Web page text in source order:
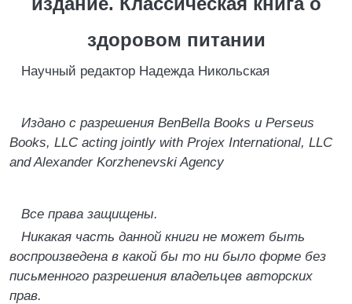
здоровом питании
Научный редактор Надежда Никольская
Издано с разрешения BenBella Books и Perseus
Books, LLC acting jointly with Projex International, LLC
and Alexander Korzhenevski Agency
Все права защищены.
Никакая часть данной книги не может быть
воспроизведена в какой бы то ни было форме без
письменного разрешения владельцев авторских
прав.